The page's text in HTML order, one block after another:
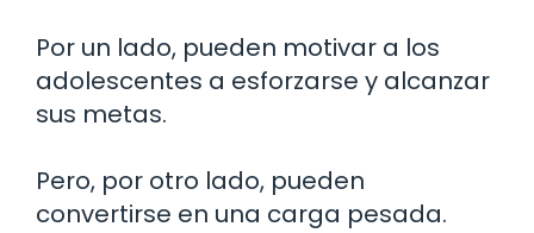
Por un lado, pueden motivar a los
adolescentes a esforzarse y alcanzar
sus metas.
Pero, por otro lado, pueden
convertirse en una carga pesada.